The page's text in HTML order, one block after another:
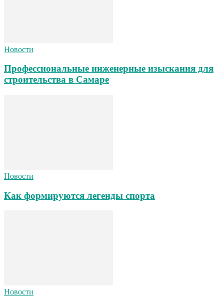
Новости
Профессиональные инженерные изыскания для
строительства в Самаре
Новости
Как формируются легенды спорта
Новости